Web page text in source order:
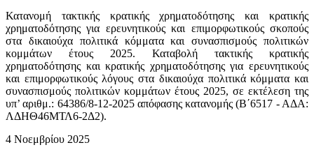
Κατανομή τακτικής κρατικής χρηματοδότησης και κρατικής
χρηματοδότησης για ερευνητικούς και επιμορφωτικούς σκοπούς
στα δικαιούχα πολιτικά κόμματα και συνασπισμούς πολιτικών
κομμάτων έτους 2025. Καταβολή τακτικής κρατικής
χρηματοδότησης και κρατικής χρηματοδότησης για ερευνητικούς
και επιμορφωτικούς λόγους στα δικαιούχα πολιτικά κόμματα και
συνασπισμούς πολιτικών κομμάτων έτους 2025, σε εκτέλεση της
υπ’ αριθμ.: 64386/8-12-2025 απόφασης κατανομής (Β΄6517 - ΑΔΑ:
ΛΔΗΘ46ΜΤΛ6-2Δ2).
4 Νοεμβρίου 2025